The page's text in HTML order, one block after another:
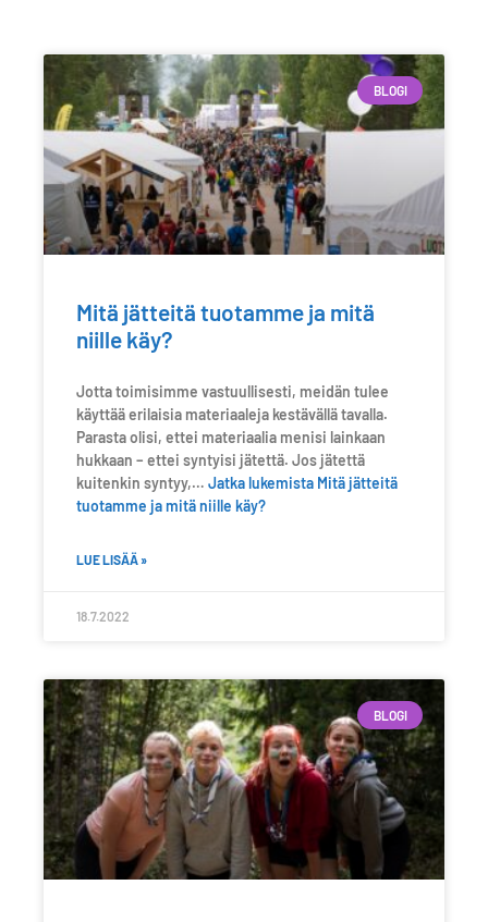
BLOGI
Mitä jätteitä tuotamme ja mitä
niille käy?
Jotta toimisimme vastuullisesti, meidän tulee
käyttää erilaisia materiaaleja kestävällä tavalla.
Parasta olisi, ettei materiaalia menisi lainkaan
hukkaan – ettei syntyisi jätettä. Jos jätettä
kuitenkin syntyy,… Jatka lukemista Mitä jätteitä
tuotamme ja mitä niille käy?
LUE LISÄÄ »
18.7.2022
BLOGI